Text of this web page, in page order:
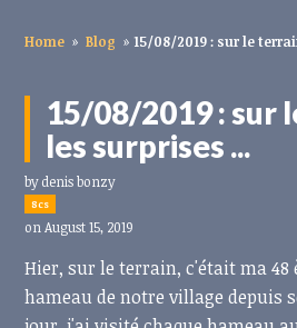
Home » Blog » 15/08/2019 : sur le
15/08/2019 : sur
les surprises ...
bydenis bonzy
8cs
on August 15, 2019
Hier, sur le terrain, c'était ma 48
hameau de notre village depuis